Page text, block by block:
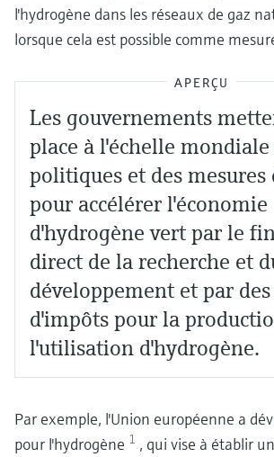
l'hydrogène dans les réseaux de gaz
lorsque cela est possible comme
APERÇU
Les gouvernements
place à l'échelle mondiale
politiques et des mesures
pour accélérer l'économie
d'hydrogène vert par le
direct de la recherche et
développement et par
d'impôts pour la
l'utilisation d'hydrogène.
Par exemple, l'Union européenne a
pour l'hydrogène 1 , qui vise à établir